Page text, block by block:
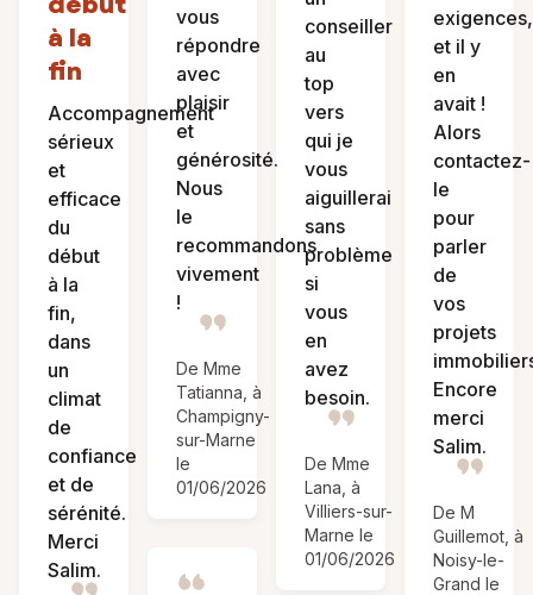
à la
fin
Accompagnement
sérieux
et
efficace
du
début
à la
fin,
dans
un
climat
de
confiance
et de
sérénité.
Merci
Salim.
vous
répondre
avec
plaisir
et
générosité.
Nous
le
recommandons
vivement
!
De Mme
Tatianna, à
Champigny-
sur-Marne
le
01/06/2026
conseiller
au
top
vers
qui je
vous
aiguillerai
sans
problème
si
vous
en
avez
besoin.
De Mme
Lana, à
Villiers-sur-
Marne le
01/06/2026
exigences,
et il y
en
avait !
Alors
contactez-
le
pour
parler
de
vos
projets
Encore
merci
Salim.
De M
Guillemot, à
Noisy-le-
Grand le